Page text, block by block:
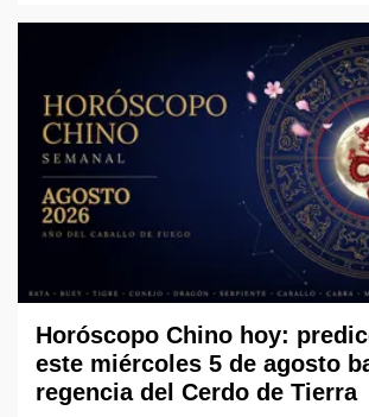
Horóscopo Chino hoy:
este miércoles 5 de agosto
regencia del Cerdo de Tierra